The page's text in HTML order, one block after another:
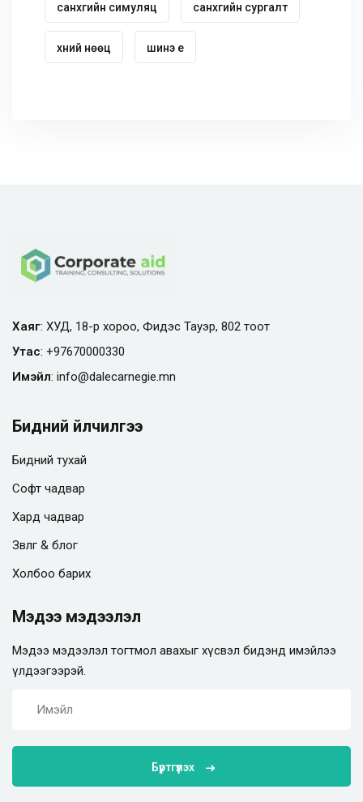
санхүүгийн симуляц санхүүгийн сургалт
хүний нөөц шинэ үе
Хаяг: ХУД, 18-р хороо, Фидэс Тауэр, 802 тоот
Утас: +97670000330
Имэйл: info@dalecarnegie.mn
Бидний үйлчилгээ
Бидний тухай
Софт чадвар
Хард чадвар
Зөвлөгөө & блог
Холбоо барих
Мэдээ мэдээлэл
Мэдээ мэдээлэл тогтмол авахыг хүсвэл бидэнд имэйлээ
үлдээгээрэй.
Бүртгүүлэх